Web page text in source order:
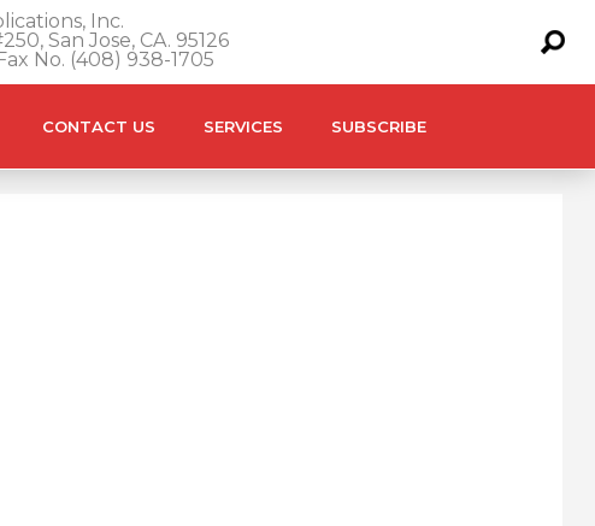
Inc.
San Jose, CA. 95126
No. (408) 938-1705
CONTACT US SERVICES SUBSCRIBE